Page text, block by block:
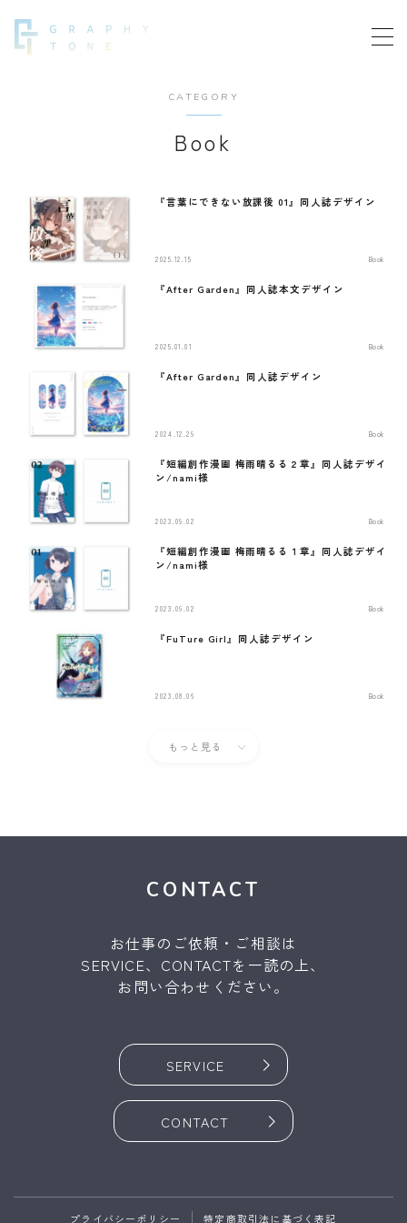
works 実例
contact
Follow Me
CATEGORY
Book
『言葉にできない放課後 01』同人誌デザイン
2025.12.15 Book
『After Garden』同人誌本文デザイン
2025.01.01 Book
『After Garden』同人誌デザイン
2024.12.29 Book
『短編創作漫画 梅雨晴るる２章』同人誌デザイ
ン/nami様
2023.09.02 Book
『短編創作漫画 梅雨晴るる１章』同人誌デザイ
ン/nami様
2023.09.02 Book
『FuTure Girl』同人誌デザイン
2023.08.06 Book
もっと見る
CONTACT
お仕事のご依頼・ご相談は
SERVICE、CONTACTを一読の上、
お問い合わせください。
SERVICE
CONTACT
プライバシーポリシー 特定商取引法に基づく表記